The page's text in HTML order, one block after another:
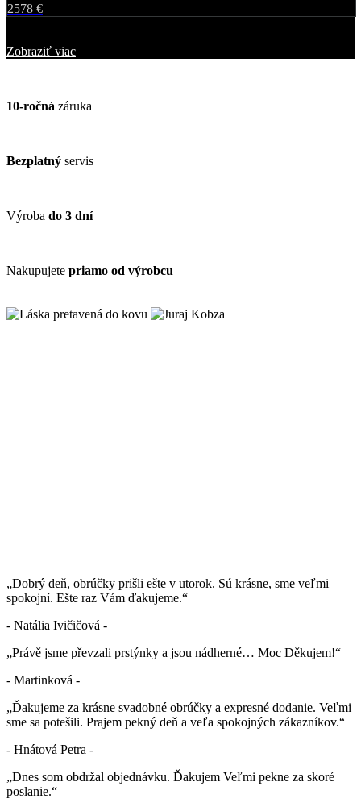
2578 €
Zobraziť viac
10-ročná záruka
Bezplatný servis
Výroba do 3 dní
Nakupujete priamo od výrobcu
„Dobrý deň, obrúčky prišli ešte v utorok. Sú krásne, sme veľmi
spokojní. Ešte raz Vám ďakujeme.“
- Natália Ivičičová -
„Právě jsme převzali prstýnky a jsou nádherné… Moc Děkujem!“
- Martinková -
„Ďakujeme za krásne svadobné obrúčky a expresné dodanie. Veľmi
sme sa potešili. Prajem pekný deň a veľa spokojných zákazníkov.“
- Hnátová Petra -
„Dnes som obdržal objednávku. Ďakujem Veľmi pekne za skoré
poslanie.“